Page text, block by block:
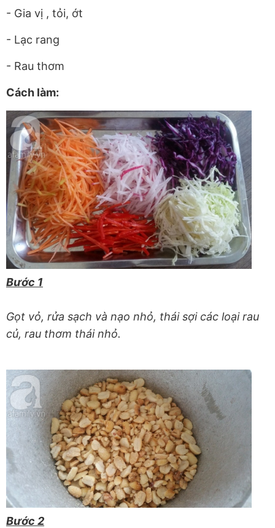
- Gia vị , tỏi, ớt
- Lạc rang
- Rau thơm
Cách làm:
Bước 1
Gọt vỏ, rửa sạch và nạo nhỏ, thái sợi các loại rau
củ, rau thơm thái nhỏ.
Bước 2